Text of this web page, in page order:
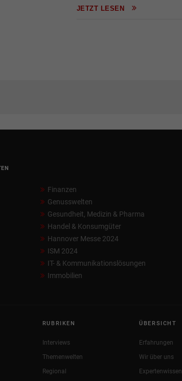
JETZT LESEN
Finanzen
Genusswelten
Gesundheit, Medizin & Pharma
Handel & Konsumgüter
Hannover Messe 2024
ISM 2024
IT- & Kommunikationslösungen
Immobilien
RUBRIKEN
Interviews
Themenwelten
Regional
ÜBERSICHT
Erfahrungen
Wir über uns
Expertenwissen